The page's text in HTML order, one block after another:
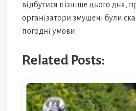
відбутися пізніше цього дня,
організатори змушені були
погодні умови.
Related Posts: